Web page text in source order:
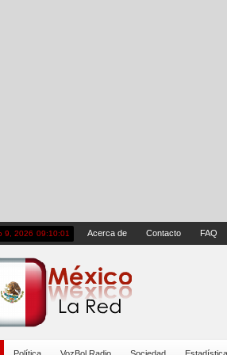
9, 2026 09:10:02 Acerca de Contacto FAQ